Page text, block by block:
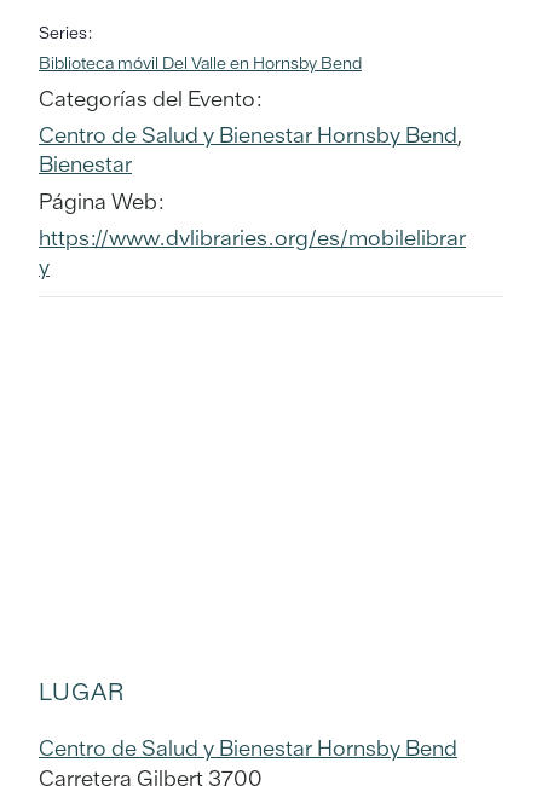
Series:
Biblioteca móvil Del Valle en Hornsby Bend
Categorías del Evento:
Centro de Salud y Bienestar Hornsby Bend,
Bienestar
Página Web:
https://www.dvlibraries.org/es/mobilelibrar
y
LUGAR
Centro de Salud y Bienestar Hornsby Bend
Carretera Gilbert 3700